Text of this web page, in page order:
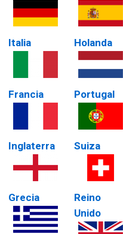
Italia
Francia
Inglaterra
Grecia
Holanda
Portugal
Suiza
Reino
Unido